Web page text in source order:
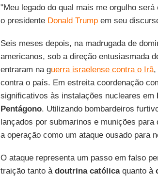
"Meu legado do qual mais me orgulho
o presidente Donald Trumpem seu
Seis meses depois, na madrugada de
americanos, sob a direção entusiasmada
entraram na guerra israelense contra o Irã,
contra o país. Em estreita coordenação
significativos às instalações nucleares em
Pentágono. Utilizando bombardeiros
lançados por submarinos e munições para
a operação como um ataque ousado para
O ataque representa um passo em falso
traição tanto à doutrina católicaquanto à